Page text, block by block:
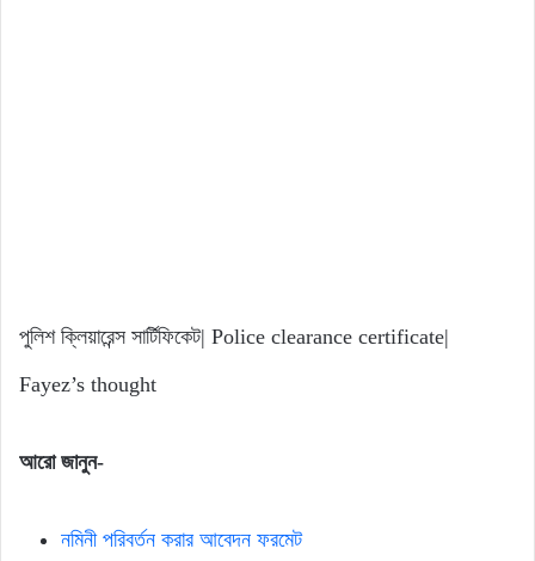
পুলিশ ক্লিয়ারেন্স সার্টিফিকেট| Police clearance certificate|
Fayez’s thought
আরো জানুন-
নমিনী পরিবর্তন করার আবেদন ফরমেট